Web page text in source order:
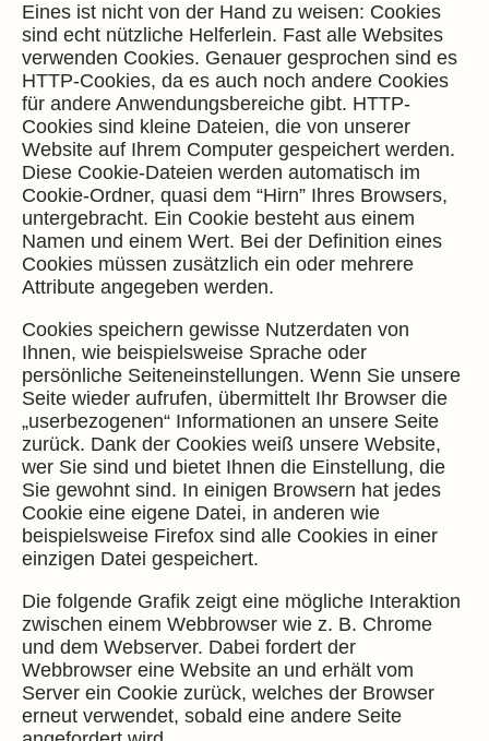
Eines ist nicht von der Hand zu weisen: Cookies
sind echt nützliche Helferlein. Fast alle Websites
verwenden Cookies. Genauer gesprochen sind es
HTTP-Cookies, da es auch noch andere Cookies
für andere Anwendungsbereiche gibt. HTTP-
Cookies sind kleine Dateien, die von unserer
Website auf Ihrem Computer gespeichert werden.
Diese Cookie-Dateien werden automatisch im
Cookie-Ordner, quasi dem “Hirn” Ihres Browsers,
untergebracht. Ein Cookie besteht aus einem
Namen und einem Wert. Bei der Definition eines
Cookies müssen zusätzlich ein oder mehrere
Attribute angegeben werden.
Cookies speichern gewisse Nutzerdaten von
Ihnen, wie beispielsweise Sprache oder
persönliche Seiteneinstellungen. Wenn Sie unsere
Seite wieder aufrufen, übermittelt Ihr Browser die
„userbezogenen“ Informationen an unsere Seite
zurück. Dank der Cookies weiß unsere Website,
wer Sie sind und bietet Ihnen die Einstellung, die
Sie gewohnt sind. In einigen Browsern hat jedes
Cookie eine eigene Datei, in anderen wie
beispielsweise Firefox sind alle Cookies in einer
einzigen Datei gespeichert.
Die folgende Grafik zeigt eine mögliche Interaktion
zwischen einem Webbrowser wie z. B. Chrome
und dem Webserver. Dabei fordert der
Webbrowser eine Website an und erhält vom
Server ein Cookie zurück, welches der Browser
erneut verwendet, sobald eine andere Seite